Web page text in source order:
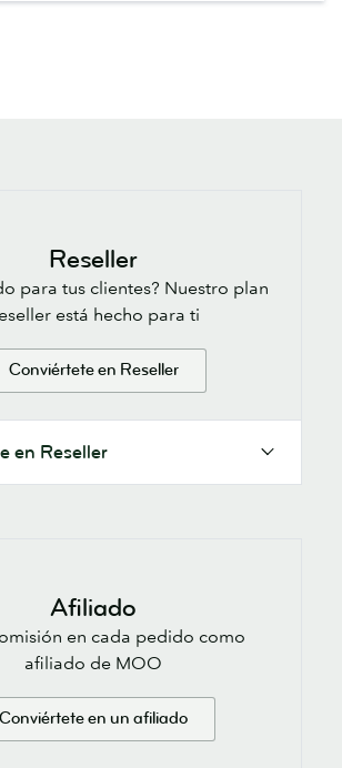
Reseller
para tus clientes? Nuestro plan
está hecho para ti
Conviértete en Reseller
en Reseller
Afiliado
en cada pedido como
afiliado de MOO
Conviértete en un afiliado